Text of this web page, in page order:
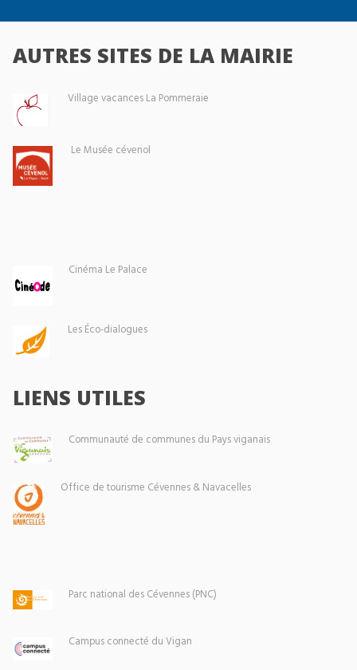
AUTRES SITES DE LA MAIRIE
Village vacances La Pommeraie
Le Musée cévenol
Cinéma Le Palace
Les Éco-dialogues
LIENS UTILES
Communauté de communes du Pays viganais
Office de tourisme Cévennes & Navacelles
Parc national des Cévennes (PNC)
Campus connecté du Vigan